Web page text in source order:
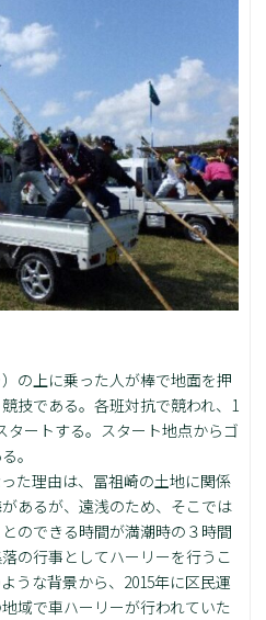
の上に乗った人が棒で地面を押
技である。各班対抗で競われ、1
タートする。スタート地点からゴ
。
た理由は、冨祖崎の土地に関係
あるが、遠浅のため、そこでは
のできる時間が満潮時の３時間
の行事としてハーリーを行うこ
うな背景から、2015年に区民運
域で車ハーリーが行われていた